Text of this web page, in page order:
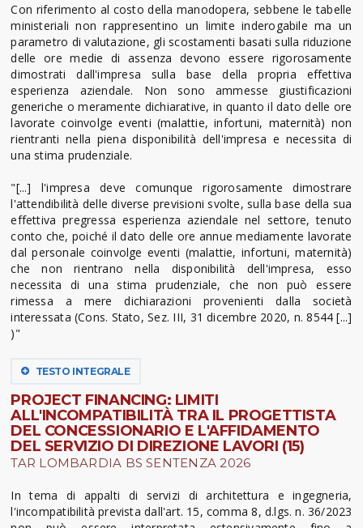
Con riferimento al costo della manodopera, sebbene le tabelle
ministeriali non rappresentino un limite inderogabile ma un
parametro di valutazione, gli scostamenti basati sulla riduzione
delle ore medie di assenza devono essere rigorosamente
dimostrati dall'impresa sulla base della propria effettiva
esperienza aziendale. Non sono ammesse giustificazioni
generiche o meramente dichiarative, in quanto il dato delle ore
lavorate coinvolge eventi (malattie, infortuni, maternità) non
rientranti nella piena disponibilità dell'impresa e necessita di
una stima prudenziale.
"[...] l'impresa deve comunque rigorosamente dimostrare
l'attendibilità delle diverse previsioni svolte, sulla base della sua
effettiva pregressa esperienza aziendale nel settore, tenuto
conto che, poiché il dato delle ore annue mediamente lavorate
dal personale coinvolge eventi (malattie, infortuni, maternità)
che non rientrano nella disponibilità dell'impresa, esso
necessita di una stima prudenziale, che non può essere
rimessa a mere dichiarazioni provenienti dalla società
interessata (Cons. Stato, Sez. III, 31 dicembre 2020, n. 8544 [...]
)"
TESTO INTEGRALE
PROJECT FINANCING: LIMITI
ALL'INCOMPATIBILITÀ TRA IL PROGETTISTA
DEL CONCESSIONARIO E L'AFFIDAMENTO
DEL SERVIZIO DI DIREZIONE LAVORI (15)
TAR LOMBARDIA BS SENTENZA 2026
In tema di appalti di servizi di architettura e ingegneria,
l'incompatibilità prevista dall'art. 15, comma 8, d.lgs. n. 36/2023